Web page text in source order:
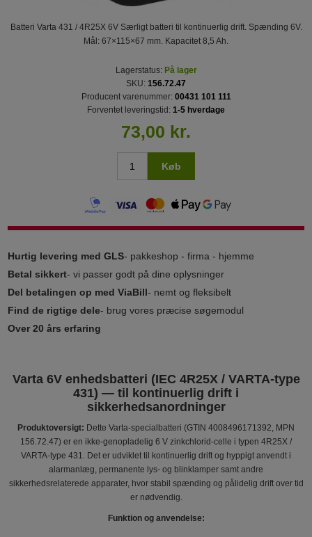
Batteri Varta 431 / 4R25X 6V Særligt batteri til kontinuerlig drift. Spænding 6V.
Mål: 67×115×67 mm. Kapacitet 8,5 Ah.
Lagerstatus: På lager
SKU: 156.72.47
Producent varenummer: 00431 101 111
Forventet leveringstid: 1-5 hverdage
73,00 kr.
Køb
Hurtig levering med GLS- pakkeshop - firma - hjemme
Betal sikkert- vi passer godt på dine oplysninger
Del betalingen op med ViaBill- nemt og fleksibelt
Find de rigtige dele- brug vores præcise søgemodul
Over 20 års erfaring
Varta 6V enhedsbatte­ri (IEC 4R25X / VARTA‑type
431) — til kontinuerlig drift i
sikkerhedsanordninger
Produktoversigt: Dette Varta-specialbatteri (GTIN 4008496171392, MPN
156.72.47) er en ikke-genopladelig 6 V zinkchlorid‑celle i typen 4R25X /
VARTA‑type 431. Det er udviklet til kontinuerlig drift og hyppigt anvendt i
alarmanlæg, permanente lys- og blinklamper samt andre
sikkerhedsrelaterede apparater, hvor stabil spænding og pålidelig drift over tid
er nødvendig.
Funktion og anvendelse: